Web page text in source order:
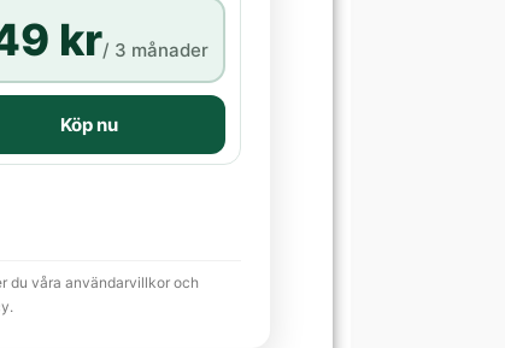
kr/ 3 månader
Köp nu
du våra användarvillkor och